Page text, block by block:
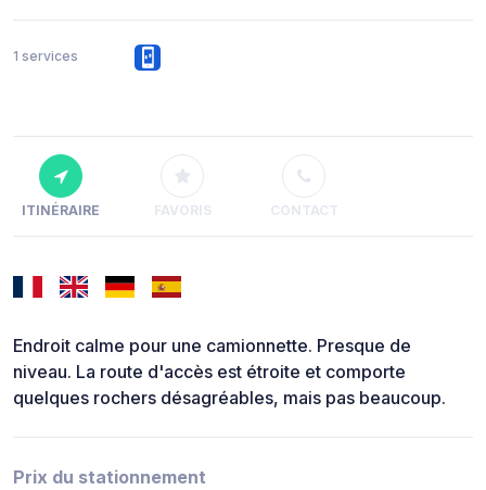
1 services
ITINÉRAIRE FAVORIS CONTACT
Endroit calme pour une camionnette. Presque de
niveau. La route d'accès est étroite et comporte
quelques rochers désagréables, mais pas beaucoup.
Prix du stationnement